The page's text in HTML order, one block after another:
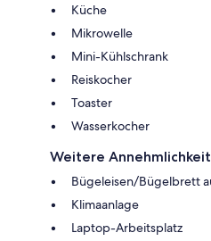
Küche
Mikrowelle
Mini-Kühlschrank
Reiskocher
Toaster
Wasserkocher
Weitere
Bügeleisen/Bügelbrett
Klimaanlage
Laptop-Arbeitsplatz